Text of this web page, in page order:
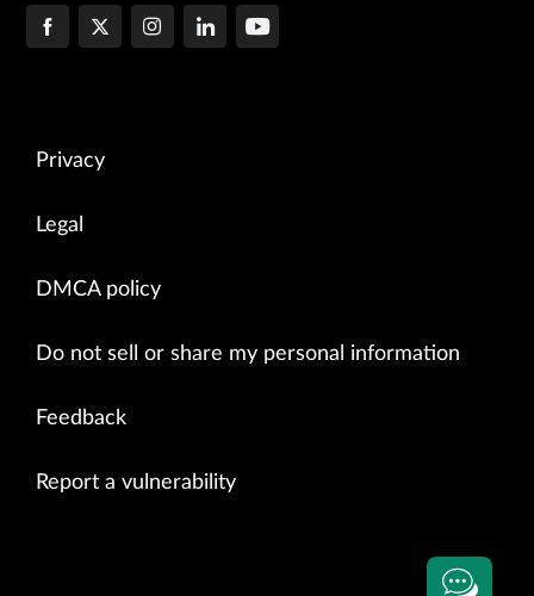
Privacy
Legal
DMCA policy
Do not sell or share my personal information
Feedback
Report a vulnerability